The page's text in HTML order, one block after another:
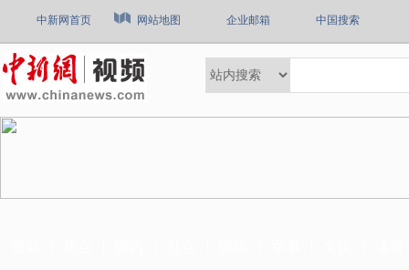
中新网首页 网站地图 企业邮箱 中国搜索